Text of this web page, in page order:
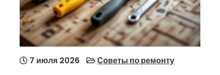
7 июля 2026 Советы по ремонту